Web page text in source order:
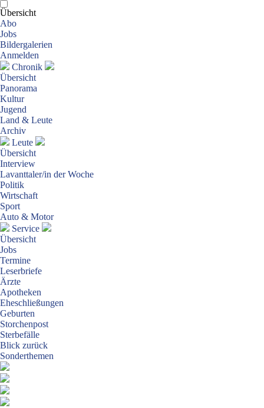
Übersicht
Abo
Jobs
Bildergalerien
Anmelden
Chronik
Übersicht
Panorama
Kultur
Jugend
Land & Leute
Archiv
Leute
Übersicht
Interview
Lavanttaler/in der Woche
Politik
Wirtschaft
Sport
Auto & Motor
Service
Übersicht
Jobs
Termine
Leserbriefe
Ärzte
Apotheken
Eheschließungen
Geburten
Storchenpost
Sterbefälle
Blick zurück
Sonderthemen